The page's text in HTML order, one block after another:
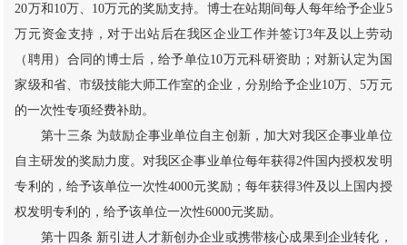
20万和10万、10万元的奖励支持。博士在站期间每人每年给予企业5
万元资金支持，对于出站后在我区企业工作并签订3年及以上劳动
（聘用）合同的博士后，给予单位10万元科研资助；对新认定为国
家级和省、市级技能大师工作室的企业，分别给予企业10万、5万元
的一次性专项经费补助。
第十三条 为鼓励企事业单位自主创新，加大对我区企事业单位
自主研发的奖励力度。对我区企事业单位每年获得2件国内授权发明
专利的，给予该单位一次性4000元奖励；每年获得3件及以上国内授
权发明专利的，给予该单位一次性6000元奖励。
第十四条 新引进人才新创办企业或携带核心成果到企业转化，